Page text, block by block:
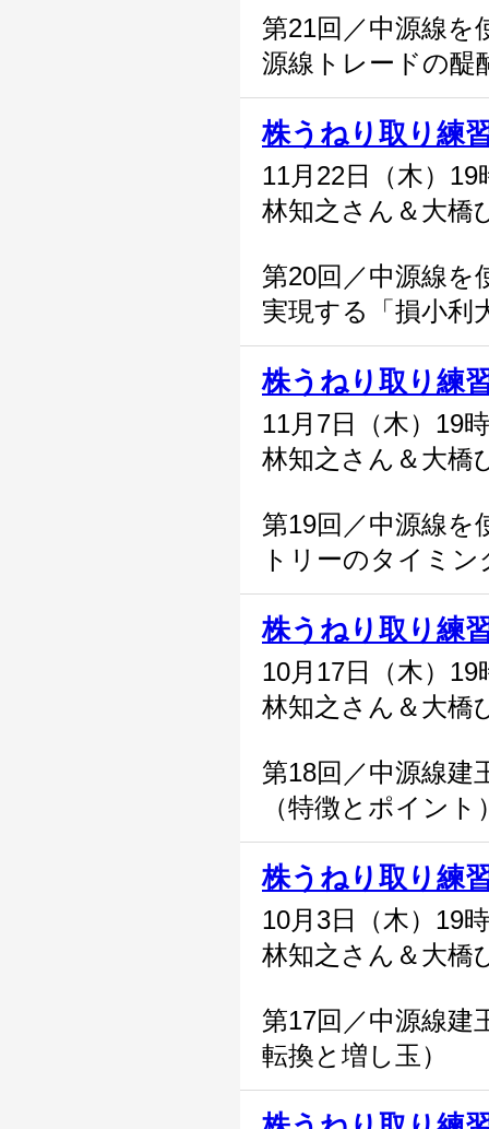
第21回／中源線を
源線トレードの醍
株うねり取り練
11月22日（木）19
林知之さん＆大橋
第20回／中源線を
実現する「損小利
株うねり取り練
11月7日（木）19
林知之さん＆大橋
第19回／中源線を
トリーのタイミン
株うねり取り練
10月17日（木）19
林知之さん＆大橋
第18回／中源線建
（特徴とポイント
株うねり取り練
10月3日（木）19
林知之さん＆大橋
第17回／中源線建
転換と増し玉）